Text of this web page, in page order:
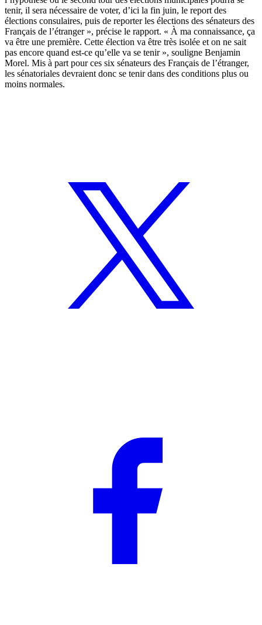
tenir, il sera nécessaire de voter, d’ici la fin juin, le report des
élections consulaires, puis de reporter les élections des sénateurs des
Français de l’étranger », précise le rapport. « À ma connaissance, ça
va être une première. Cette élection va être très isolée et on ne sait
pas encore quand est-ce qu’elle va se tenir », souligne Benjamin
Morel. Mis à part pour ces six sénateurs des Français de l’étranger,
les sénatoriales devraient donc se tenir dans des conditions plus ou
moins normales.